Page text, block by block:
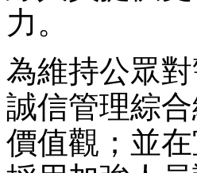
力。
為維持公眾
誠信管理綜
價值觀；並